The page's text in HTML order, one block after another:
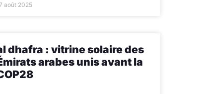
août 2025
dhafra : vitrine solaire des
arabes unis avant la